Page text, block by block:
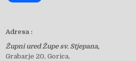
c
Adresa :
Župni ured Župe sv. Stjepana,
Grabarje 20, Gorica,